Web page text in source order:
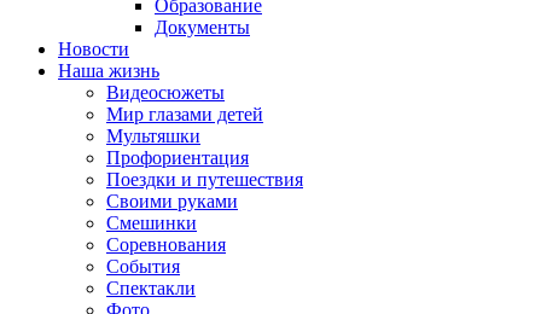
Образование
Документы
Новости
Наша жизнь
Видеосюжеты
Мир глазами детей
Мультяшки
Профориентация
Поездки и путешествия
Своими руками
Смешинки
Соревнования
События
Спектакли